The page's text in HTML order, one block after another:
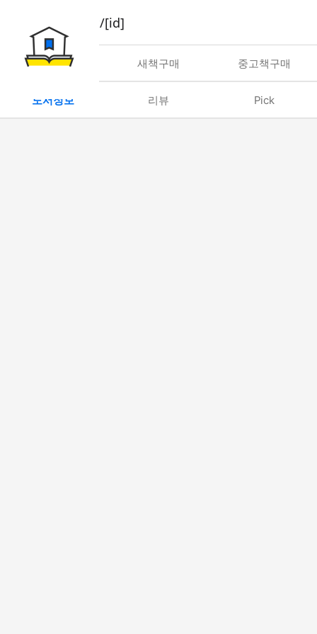
book/rent/[id]
대여 새책구매 중고책구매
도서정보 리뷰 Pick